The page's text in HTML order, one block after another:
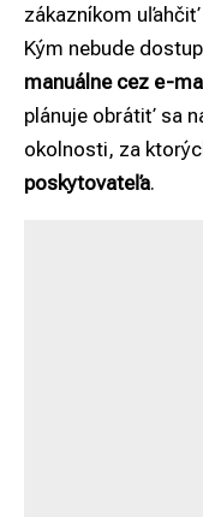
zákazníkom uľahčiť
Kým nebude
manuálne cez e-
plánuje obrátiť sa
okolnosti, za
poskytovateľa.